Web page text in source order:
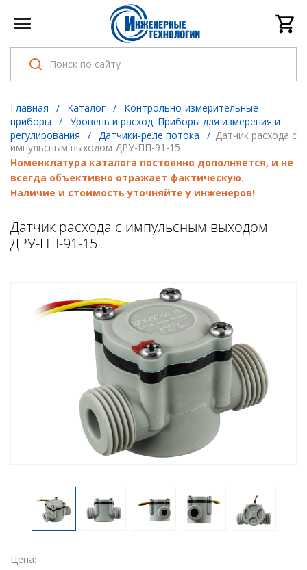
Главная / Каталог /
Контрольно-измерительные
приборы
/ Уровень и расход. Приборы для измерения и
регулирования
/ Датчики-реле потока / Датчик расхода с
импульсным выходом ДРУ-ПП-91-15
Номенклатура каталога постоянно дополняется, и не
всегда объективно отражает фактическую.
Наличие и стоимость уточняйте у инженеров!
Датчик расхода с импульсным выходом
ДРУ-ПП-91-15
Цена: